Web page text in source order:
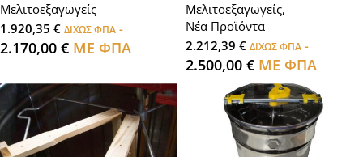
Μελιτοεξαγωγείς
1.920,35 € ΔΙΧΩΣ ΦΠΑ -
2.170,00 € ΜΕ ΦΠΑ
Μελιτοεξαγωγείς,
Νέα Προϊόντα
2.212,39 € ΔΙΧΩΣ ΦΠΑ -
2.500,00 € ΜΕ ΦΠΑ